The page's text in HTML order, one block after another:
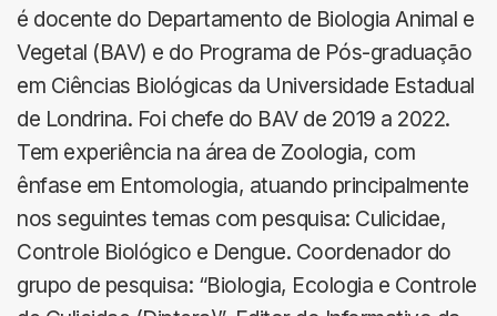
é docente do Departamento de Biologia Animal e
Vegetal (BAV) e do Programa de Pós-graduação
em Ciências Biológicas da Universidade Estadual
de Londrina. Foi chefe do BAV de 2019 a 2022.
Tem experiência na área de Zoologia, com
ênfase em Entomologia, atuando principalmente
nos seguintes temas com pesquisa: Culicidae,
Controle Biológico e Dengue. Coordenador do
grupo de pesquisa: “Biologia, Ecologia e Controle